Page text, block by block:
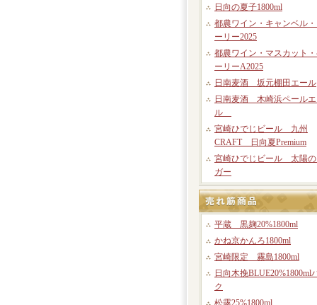
日向の夏子1800ml
都農ワイン・キャンベル
ーリー2025
都農ワイン・マスカット
ーリーA2025
日南麦酒 坂元棚田エール
日南麦酒 木崎浜ペールエ
ル
宮崎ひでじビール 九州
CRAFT 日向夏Premium
宮崎ひでじビール 太陽の
ガー
平蔵 黒麹20%1800ml
かね京かんろ1800ml
宮崎限定 霧島1800ml
日向木挽BLUE20%1800ml
ク
松露25%1800ml